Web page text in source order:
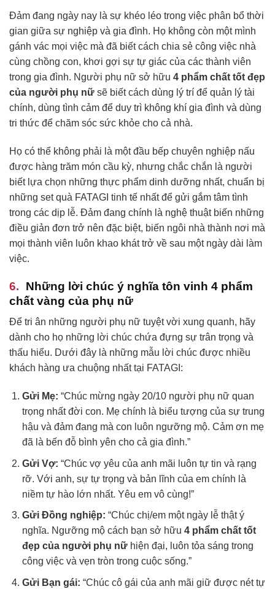
Đảm đang ngày nay là sự khéo léo trong việc phân bổ thời
gian giữa sự nghiệp và gia đình. Họ không còn một mình
gánh vác mọi việc mà đã biết cách chia sẻ công việc nhà
cùng chồng con, khơi gợi sự tự giác của các thành viên
trong gia đình. Người phụ nữ sở hữu 4 phẩm chất tốt đẹp
của người phụ nữ sẽ biết cách dùng lý trí để quản lý tài
chính, dùng tình cảm để duy trì không khí gia đình và dùng
tri thức để chăm sóc sức khỏe cho cả nhà.
Họ có thể không phải là một đầu bếp chuyên nghiệp nấu
được hàng trăm món cầu kỳ, nhưng chắc chắn là người
biết lựa chọn những thực phẩm dinh dưỡng nhất, chuẩn bị
những set quà FATAGI tinh tế nhất để gửi gắm tâm tình
trong các dịp lễ. Đảm đang chính là nghệ thuật biến những
điều giản đơn trở nên đặc biệt, biến ngôi nhà thành nơi mà
mọi thành viên luôn khao khát trở về sau một ngày dài làm
việc.
Những lời chúc ý nghĩa tôn vinh 4 phẩm
chất vàng của phụ nữ
Để tri ân những người phụ nữ tuyệt vời xung quanh, hãy
dành cho họ những lời chúc chứa đựng sự trân trọng và
thấu hiểu. Dưới đây là những mẫu lời chúc được nhiều
khách hàng ưa chuộng nhất tại FATAGI:
Gửi Mẹ: “Chúc mừng ngày 20/10 người phụ nữ quan
trọng nhất đời con. Mẹ chính là biểu tượng của sự trung
hậu và đảm đang mà con luôn ngưỡng mộ. Cảm ơn mẹ
đã là bến đỗ bình yên cho cả gia đình.”
Gửi Vợ: “Chúc vợ yêu của anh mãi luôn tự tin và rạng
rỡ. Với anh, sự tự trọng và bản lĩnh của em chính là
niềm tự hào lớn nhất. Yêu em vô cùng!”
Gửi Đồng nghiệp: “Chúc chị/em một ngày lễ thật ý
nghĩa. Ngưỡng mộ cách bạn sở hữu 4 phẩm chất tốt
đẹp của người phụ nữhiện đại, luôn tỏa sáng trong
công việc và vẹn tròn trong cuộc sống.”
Gửi Bạn gái: “Chúc cô gái của anh mãi giữ được nét tự